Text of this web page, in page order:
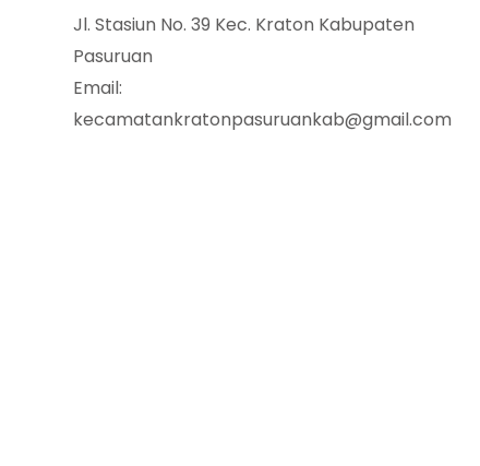
Jl. Stasiun No. 39 Kec. Kraton Kabupaten
Pasuruan
Email:
kecamatankratonpasuruankab@gmail.com